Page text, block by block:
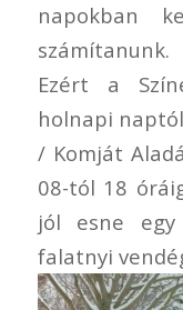
napokban
számítanunk.
Ezért a
holnapi
/ Komját
08-tól 18
jól esne
falatnyi